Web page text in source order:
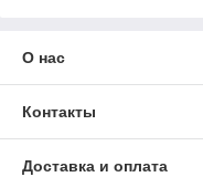
О нас
Контакты
Доставка и оплата